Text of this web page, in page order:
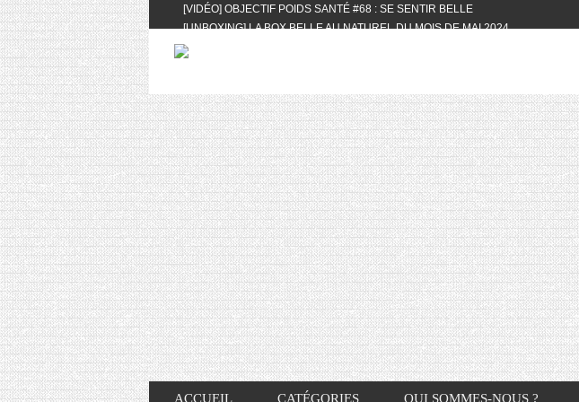
[VIDÉO] OBJECTIF POIDS SANTÉ #68 : SE SENTIR BELLE
[UNBOXING] LA BOX BELLE AU NATUREL DU MOIS DE MAI 2024
[VIDÉO] UNBOXING : LES MY LITTLE & BIOTYFULL BOX DU MOIS DE MAI 2024
[VIDÉO] QUITOQUE #10 : MEAL PREP & CONVIVIALITÉ
[VIDÉO] UNBOXING : LES MY LITTLE & BIOTYFULL BOX DU MOIS D’AVRIL
2024 FEAT. AKILA
[VIDÉO] OBJECTIF POIDS SANTÉ #67 : L’AVIS DES AUTRES, CE N’EST QUE LA
VIE DES AUTRES
[VIDÉO] UNBOXING : LES MY LITTLE & BIOTYFULL BOX DES MOIS DE
FÉVRIER ET MARS 2024 FEAT. AKILA
[VIDÉO] LA SÉLECTION DU MOIS #JANVIER2024
[VIDÉO] HELLOFRESH #34 : IDÉES RECETTES RISOTTO
ACCUEIL CATÉGORIES QUI SOMMES-NOUS ?